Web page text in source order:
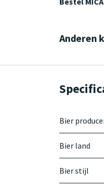
Anderen
Bier
Bier land
Bier stijl